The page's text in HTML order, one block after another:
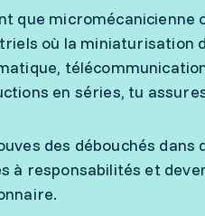
que
où la miniaturisation
en séries, tu
des débouchés dans
à responsabilités et